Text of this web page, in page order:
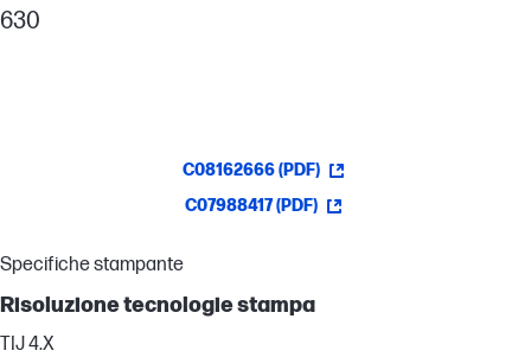
630
C08162666 (PDF)
C07988417 (PDF)
Specifiche stampante
Risoluzione tecnologie stampa
TIJ 4.X